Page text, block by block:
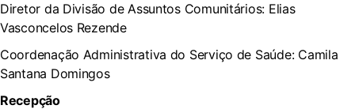
Diretor da Divisão de Assuntos Comunitários: Elias
Vasconcelos Rezende
Coordenação Administrativa do Serviço de Saúde: Camila
Santana Domingos
Recepção